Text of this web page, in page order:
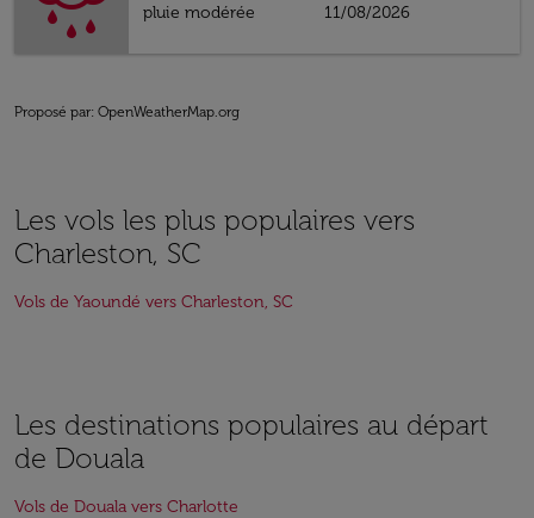
pluie modérée
11/08/2026
Proposé par: OpenWeatherMap.org
Les vols les plus populaires vers
Charleston, SC
Vols de Yaoundé vers Charleston, SC
Les destinations populaires au départ
de Douala
Vols de Douala vers Charlotte